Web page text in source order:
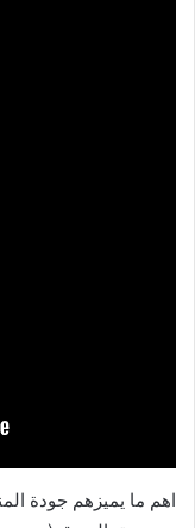
اهم ما يميزهم جودة